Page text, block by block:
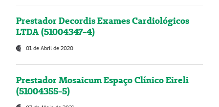
Prestador Decordis Exames Cardiológicos
LTDA (51004347-4)
01 de Abril de 2020
Prestador Mosaicum Espaço Clínico Eireli
(51004355-5)